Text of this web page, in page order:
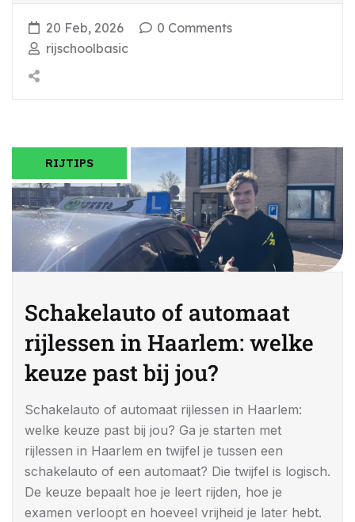
20 Feb, 2026
0 Comments
rijschoolbasic
RIJTIPS
Schakelauto of automaat
rijlessen in Haarlem: welke
keuze past bij jou?
Schakelauto of automaat rijlessen in Haarlem:
welke keuze past bij jou? Ga je starten met
rijlessen in Haarlem en twijfel je tussen een
schakelauto of een automaat? Die twijfel is logisch.
De keuze bepaalt hoe je leert rijden, hoe je
examen verloopt en hoeveel vrijheid je later hebt.